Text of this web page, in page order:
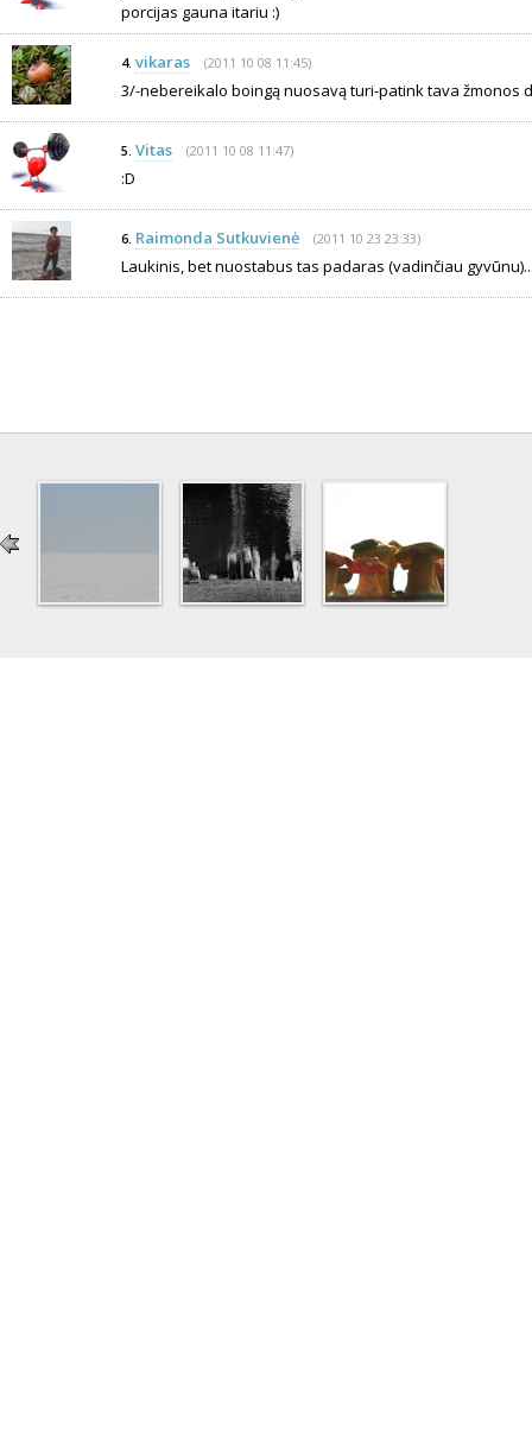
porcijas gauna itariu :)
4. vikaras (2011 10 08 11:45)
3/-nebereikalo boingą nuosavą turi-patink tava žmonos
5. Vitas (2011 10 08 11:47)
:D
6. Raimonda Sutkuvienė (2011 10 23 23:33)
Laukinis, bet nuostabus tas padaras (vadinčiau